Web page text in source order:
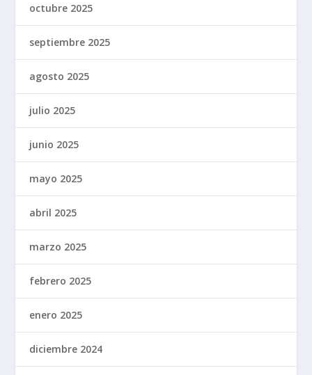
octubre 2025
septiembre 2025
agosto 2025
julio 2025
junio 2025
mayo 2025
abril 2025
marzo 2025
febrero 2025
enero 2025
diciembre 2024